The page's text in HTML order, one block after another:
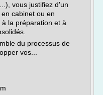
vous justifiez d'un
cabinet ou en
la préparation et à
du processus de
vos...